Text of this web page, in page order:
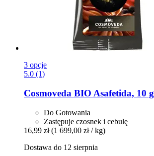
3 opcje
5.0 (1)
Cosmoveda BIO Asafetida, 10 g
Do Gotowania
Zastępuje czosnek i cebulę
16,99 zł (1 699,00 zł / kg)
Dostawa do 12 sierpnia